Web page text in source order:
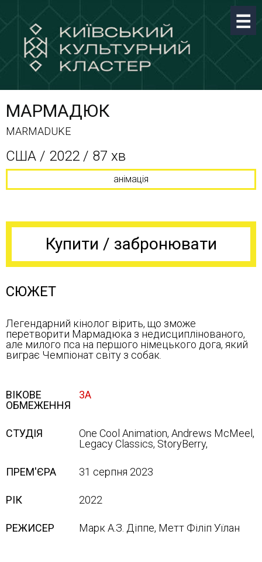
МАРМАДЮК
MARMADUKE
США / 2022 / 87 хв
анімація
Купити / забронювати
СЮЖЕТ
Легендарний кінолог вірить, що зможе
перетворити Мармадюка з недисциплінованого,
але милого пса на першого німецького дога, який
виграє Чемпіонат світу з собак.
ВІКОВЕ
ОБМЕЖЕННЯ
3А
СТУДІЯ
One Cool Animation, Andrews McMeel,
Legacy Classics, StoryBerry,
ПРЕМ'ЄРА 31 серпня 2023
РІК 2022
РЕЖИСЕР Марк А.З. Діппе, Метт Філіп Уїлан